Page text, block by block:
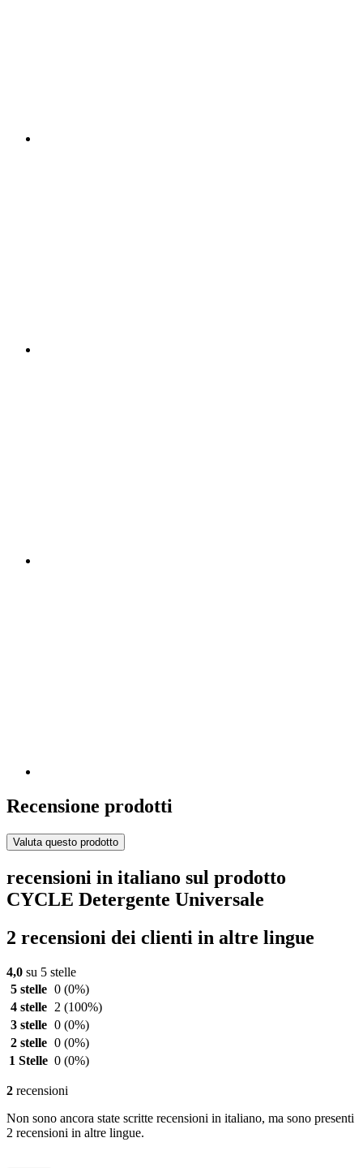
Recensione prodotti
Valuta questo prodotto
recensioni in italiano sul prodotto
CYCLE Detergente Universale
2 recensioni dei clienti in altre lingue
4,0 su 5 stelle
5 stelle 0 (0%)
4 stelle
2 (100%)
3 stelle 0 (0%)
2 stelle 0 (0%)
1 Stelle 0 (0%)
2 recensioni
Non sono ancora state scritte recensioni in italiano, ma sono presenti
2 recensioni in altre lingue.